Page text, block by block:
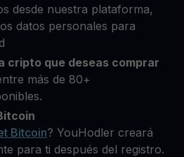
desde nuestra plataforma,
datos personales para
cripto que deseas comprar
más de 80+
Bitcoin? YouHodler creará
para ti después del registro.